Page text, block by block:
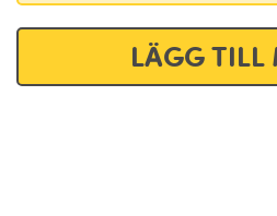
LÄGG TILL